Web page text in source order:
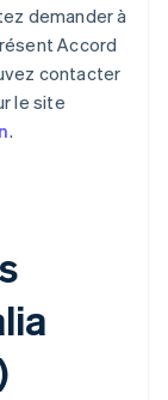
demander à
Accord
contacter
le site
.